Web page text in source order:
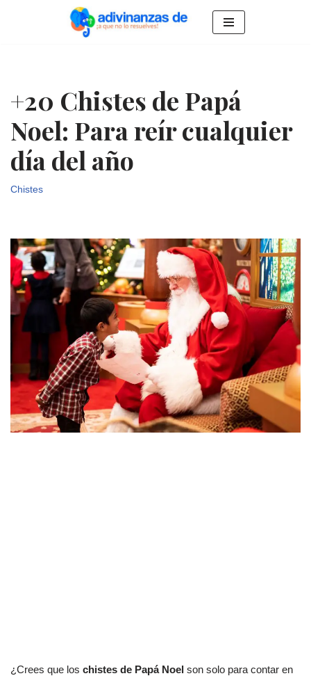
+20 Chistes de Papá
Noel: Para reír cualquier
día del año
Chistes
¿Crees que los chistes de Papá Noel son solo para contar en